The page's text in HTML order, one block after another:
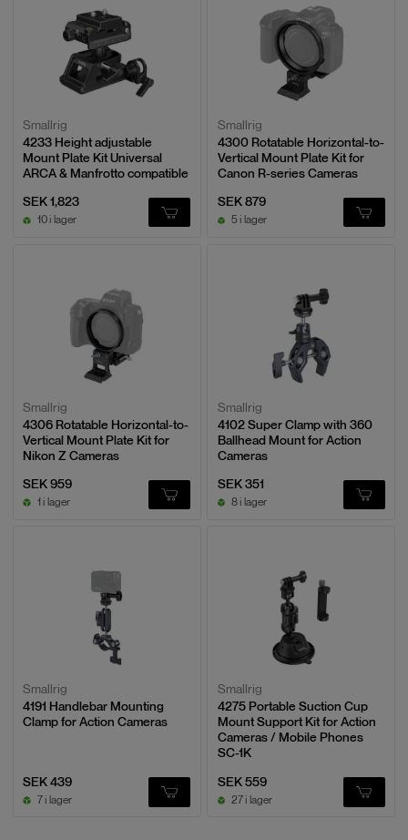
Smallrig
4233 Height adjustable
Mount Plate Kit Universal
ARCA & Manfrotto compatible
SEK 1,823
10 i lager
Smallrig
4300 Rotatable Horizontal-to-
Vertical Mount Plate Kit for
Canon R-series Cameras
SEK 879
5 i lager
Smallrig
4306 Rotatable Horizontal-to-
Vertical Mount Plate Kit for
Nikon Z Cameras
SEK 959
1 i lager
Smallrig
4102 Super Clamp with 360
Ballhead Mount for Action
Cameras
SEK 351
8 i lager
Smallrig
4191 Handlebar Mounting
Clamp for Action Cameras
SEK 439
7 i lager
Smallrig
4275 Portable Suction Cup
Mount Support Kit for Action
Cameras / Mobile Phones
SC-1K
SEK 559
27 i lager